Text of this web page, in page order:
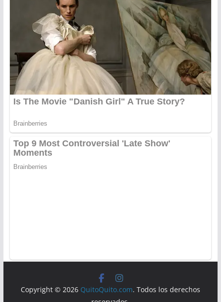
Copyright © 2026 QuitoQuito.com. Todos los derechos